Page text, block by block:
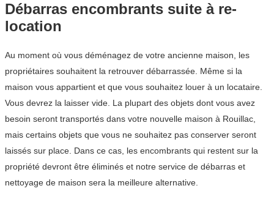
Débarras encombrants suite à re-
location
Au moment où vous déménagez de votre ancienne maison, les
propriétaires souhaitent la retrouver débarrassée. Même si la
maison vous appartient et que vous souhaitez louer à un locataire.
Vous devrez la laisser vide. La plupart des objets dont vous avez
besoin seront transportés dans votre nouvelle maison à Rouillac,
mais certains objets que vous ne souhaitez pas conserver seront
laissés sur place. Dans ce cas, les encombrants qui restent sur la
propriété devront être éliminés et notre service de débarras et
nettoyage de maison sera la meilleure alternative.